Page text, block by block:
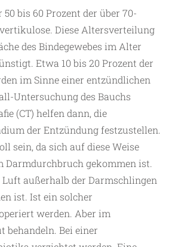
bis 60 Prozent der über 70-
Diese Altersverteilung
des Bindegewebes im Alter
Etwa 10 bis 20 Prozent der
im Sinne einer entzündlichen
Untersuchung des Bauchs
(CT) helfen dann, die
der Entzündung festzustellen.
sein, da sich auf diese Weise
Darmdurchbruch gekommen ist.
außerhalb der Darmschlingen
ist. Ist ein solcher
werden. Aber im
Bei einer